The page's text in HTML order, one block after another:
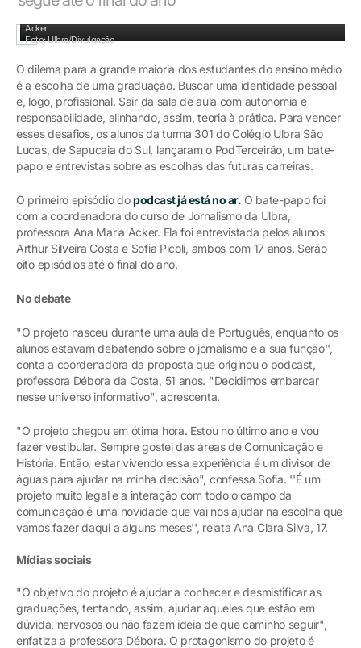
Acker
Foto: Ulbra/Divulgação
O dilema para a grande maioria dos estudantes do ensino médio
é a escolha de uma graduação. Buscar uma identidade pessoal
e, logo, profissional. Sair da sala de aula com autonomia e
responsabilidade, alinhando, assim, teoria à prática. Para vencer
esses desafios, os alunos da turma 301 do Colégio Ulbra São
Lucas, de Sapucaia do Sul, lançaram o PodTerceirão, um bate-
papo e entrevistas sobre as escolhas das futuras carreiras.
O primeiro episódio dopodcast já está no ar. O bate-papo foi
com a coordenadora do curso de Jornalismo da Ulbra,
professora Ana Maria Acker. Ela foi entrevistada pelos alunos
Arthur Silveira Costa e Sofia Picoli, ambos com 17 anos. Serão
oito episódios até o final do ano.
No debate
"O projeto nasceu durante uma aula de Português, enquanto os
alunos estavam debatendo sobre o jornalismo e a sua função'',
conta a coordenadora da proposta que originou o podcast,
professora Débora da Costa, 51 anos. "Decidimos embarcar
nesse universo informativo", acrescenta.
"O projeto chegou em ótima hora. Estou no último ano e vou
fazer vestibular. Sempre gostei das áreas de Comunicação e
História. Então, estar vivendo essa experiência é um divisor de
águas para ajudar na minha decisão", confessa Sofia. ''É um
projeto muito legal e a interação com todo o campo da
comunicação é uma novidade que vai nos ajudar na escolha que
vamos fazer daqui a alguns meses'', relata Ana Clara Silva, 17.
Mídias sociais
"O objetivo do projeto é ajudar a conhecer e desmistificar as
graduações, tentando, assim, ajudar aqueles que estão em
dúvida, nervosos ou não fazem ideia de que caminho seguir",
enfatiza a professora Débora. O protagonismo do projeto é